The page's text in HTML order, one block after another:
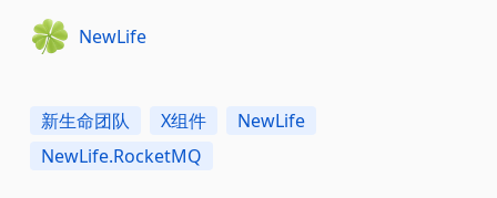
NewLife
新生命团队 X组件
NewLife
NewLife.RocketMQ